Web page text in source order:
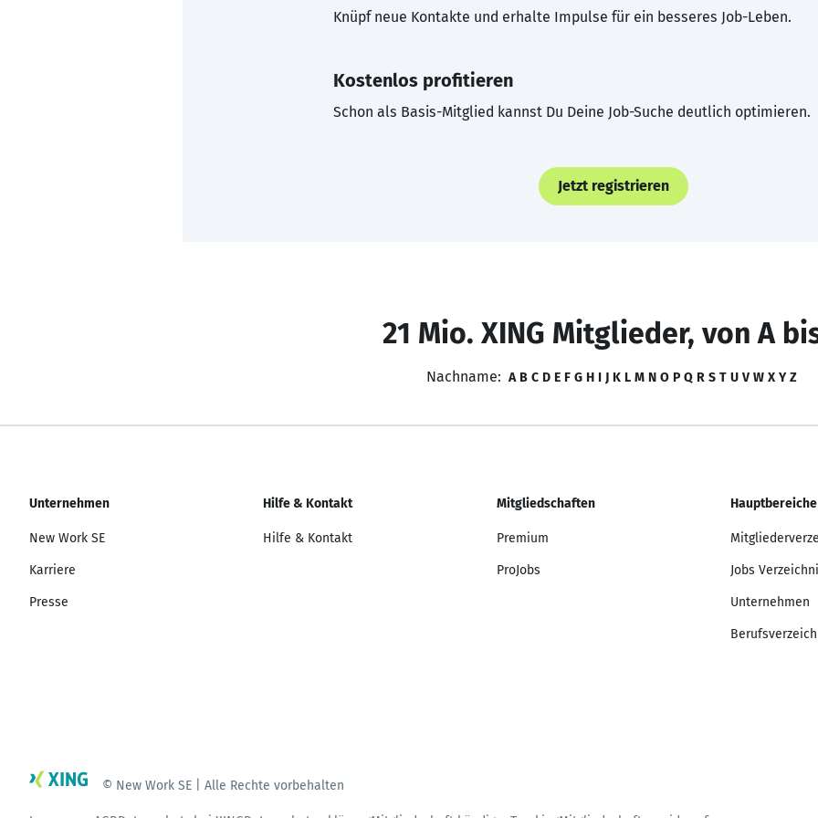
Knüpf neue Kontakte und erhalte Impulse für ein besseres Job-Leben.
Kostenlos profitieren
Schon als Basis-Mitglied kannst Du Deine Job-Suche deutlich optimieren.
Jetzt registrieren
21 Mio. XING Mitglieder, von A
Nachname: A B C D E F G H I J K L M N O P Q R S T U V W X Y Z
Unternehmen
New Work SE
Karriere
Presse
Hilfe & Kontakt
Hilfe & Kontakt
Mitgliedschaften
Premium
ProJobs
Hauptbereiche
Jobs
Unternehmen
© New Work SE | Alle Rechte vorbehalten